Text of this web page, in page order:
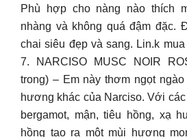
Phù hợp cho nàng nào thích
nhàng và không quá đậm đặc.
chai siêu đẹp và sang. Lin.k
7. NARCISO MUSC NOIR
trong) – Em này thơm ngọt
hương khác của Narciso. Với
bergamot, mận, tiêu hồng, xạ
hồng tạo ra một mùi hương